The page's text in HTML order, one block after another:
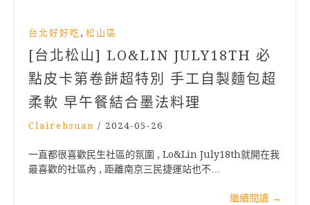
台北好好吃 , 松山區
[台北松山] LO&LIN JULY18TH 必
點皮卡第卷餅超特別 手工自製麵包超
柔軟 早午餐結合墨法料理
Clairehsuan / 2024-05-26
一直都很喜歡民生社區的氛圍 , Lo&Lin July18th就開在我
最喜歡的社區內 , 距離南京三民捷運站也不…
繼續閱讀 →